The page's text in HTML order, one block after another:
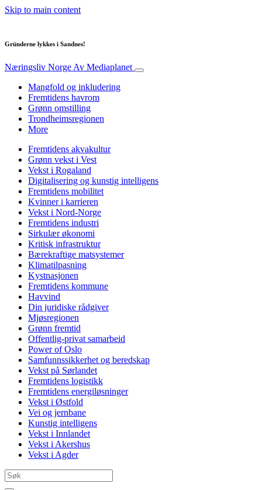
Skip to main content
Gründerne lykkes i Sandnes!
Næringsliv Norge Av Mediaplanet
Mangfold og inkludering
Fremtidens havrom
Grønn omstilling
Trondheimsregionen
More
Fremtidens akvakultur
Grønn vekst i Vest
Vekst i Rogaland
Digitalisering og kunstig intelligens
Fremtidens mobilitet
Kvinner i karrieren
Vekst i Nord-Norge
Fremtidens industri
Sirkulær økonomi
Kritisk infrastruktur
Bærekraftige matsystemer
Klimatilpasning
Kystnasjonen
Fremtidens kommune
Havvind
Din juridiske rådgiver
Mjøsregionen
Grønn fremtid
Offentlig-privat samarbeid
Power of Oslo
Samfunnssikkerhet og beredskap
Vekst på Sørlandet
Fremtidens logistikk
Fremtidens energiløsninger
Vekst i Østfold
Vei og jernbane
Kunstig intelligens
Vekst i Innlandet
Vekst i Akershus
Vekst i Agder